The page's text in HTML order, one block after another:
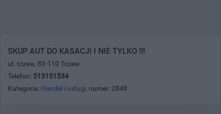
SKUP AUT DO KASACJI I NIE TYLKO !!!
ul. tczew, 83-110 Tczew
Telefon: 513151534
Kategoria: Handel i usługi, numer: 2848